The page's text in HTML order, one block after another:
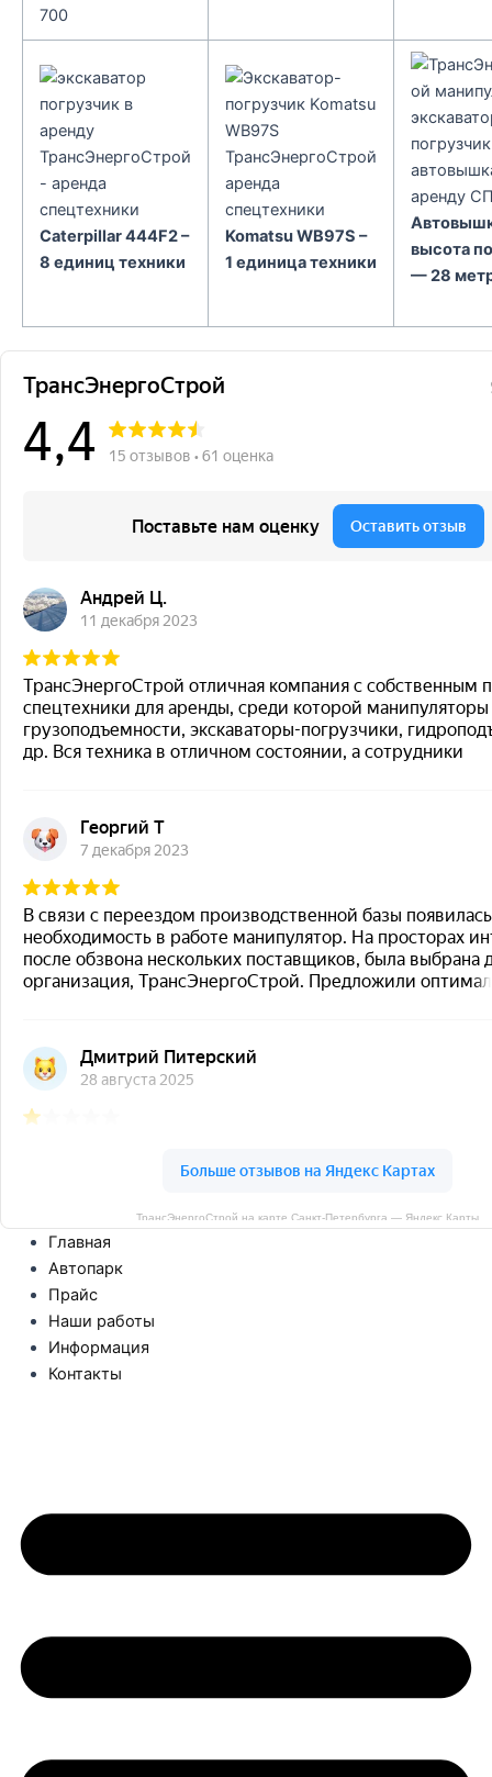
700
Caterpillar 444F2 –
8 единиц техники
Komatsu WB97S –
1 единица техники
высота
— 28
ТрансЭнергоСтрой на карте Санкт‑Петербурга — Яндекс Карты
Главная
Автопарк
Прайс
Наши работы
Информация
Контакты